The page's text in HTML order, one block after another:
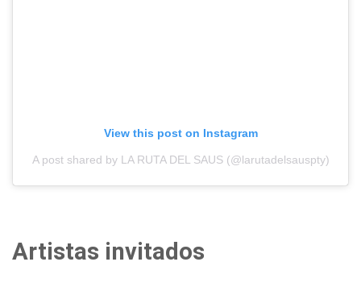
View this post on Instagram
A post shared by LA RUTA DEL SAUS (@larutadelsauspty)
Artistas invitados